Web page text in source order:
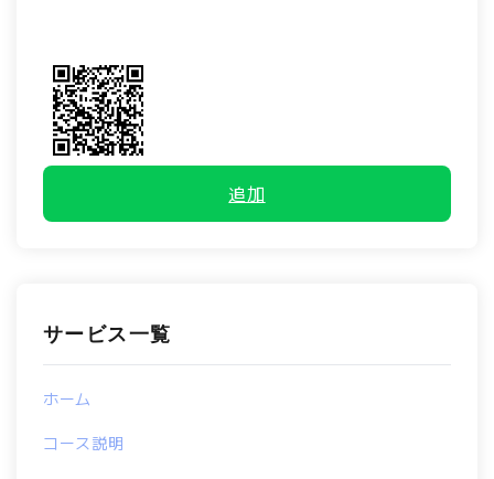
追加
サービス一覧
ホーム
コース説明